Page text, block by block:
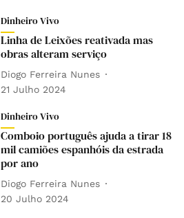
Dinheiro Vivo
Linha de Leixões reativada mas
obras alteram serviço
Diogo Ferreira Nunes
21 Julho 2024
Dinheiro Vivo
Comboio português ajuda a tirar 18
mil camiões espanhóis da estrada
por ano
Diogo Ferreira Nunes
20 Julho 2024